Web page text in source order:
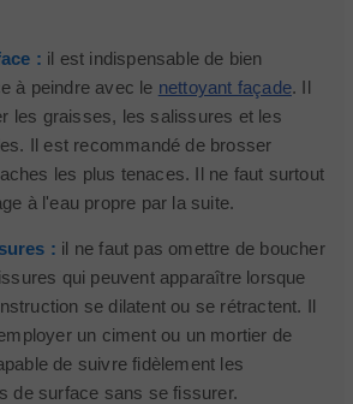
: il est indispensable de bien
à peindre avec le nettoyant façade. Il
les graisses, les salissures et les
Il est recommandé de brosser
les plus tenaces. Il ne faut surtout
à l'eau propre par la suite.
: il ne faut pas omettre de boucher
qui peuvent apparaître lorsque
se dilatent ou se rétractent. Il
un ciment ou un mortier de
de suivre fidèlement les
de surface sans se fissurer.